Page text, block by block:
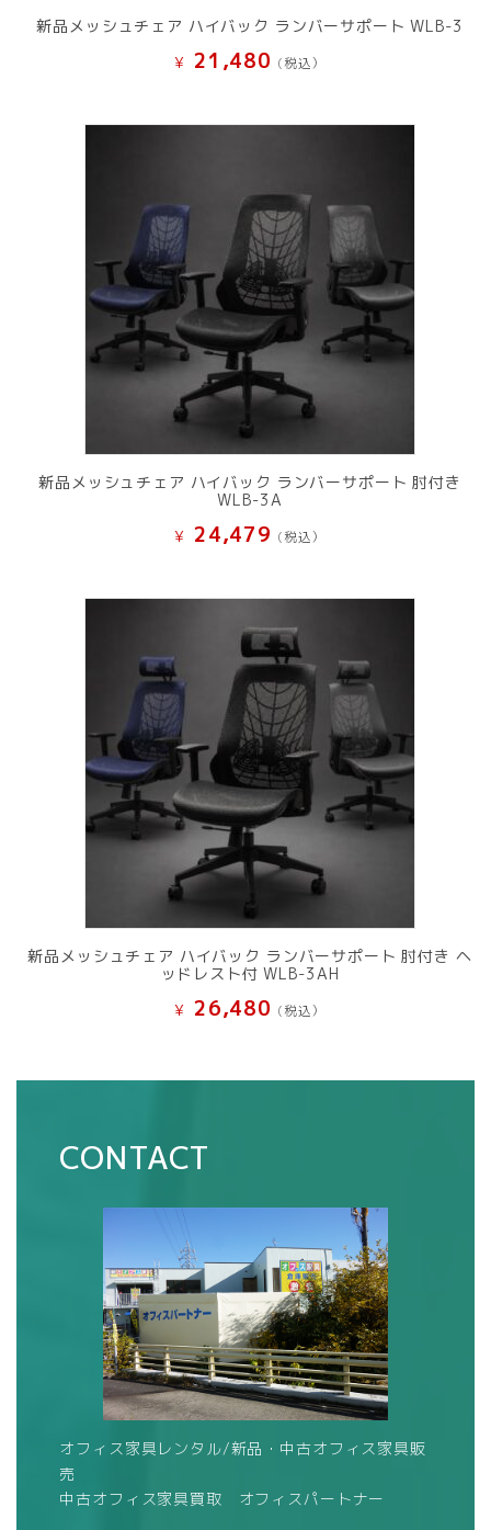
新品メッシュチェア ハイバック ランバーサポート WLB-3
¥ 21,480 (税込）
新品メッシュチェア ハイバック ランバーサポート 肘付き
WLB-3A
¥ 24,479 (税込）
新品メッシュチェア ハイバック ランバーサポート 肘付き ヘ
ッドレスト付 WLB-3AH
¥ 26,480 (税込）
CONTACT
オフィス家具レンタル/新品・中古オフィス家具販
売
中古オフィス家具買取 オフィスパートナー